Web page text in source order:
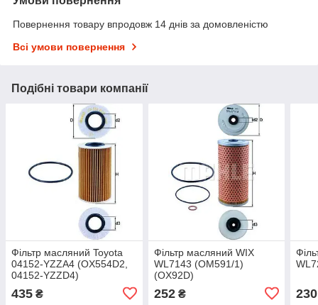
Повернення товару впродовж 14 днів за домовленістю
Всі умови повернення
Подібні товари компанії
Фільтр масляний Toyota
04152-YZZA4 (OX554D2,
04152-YZZD4)
435 ₴
Фільтр масляний WIX
WL7143 (OM591/1)
(OX92D)
252₴ 230